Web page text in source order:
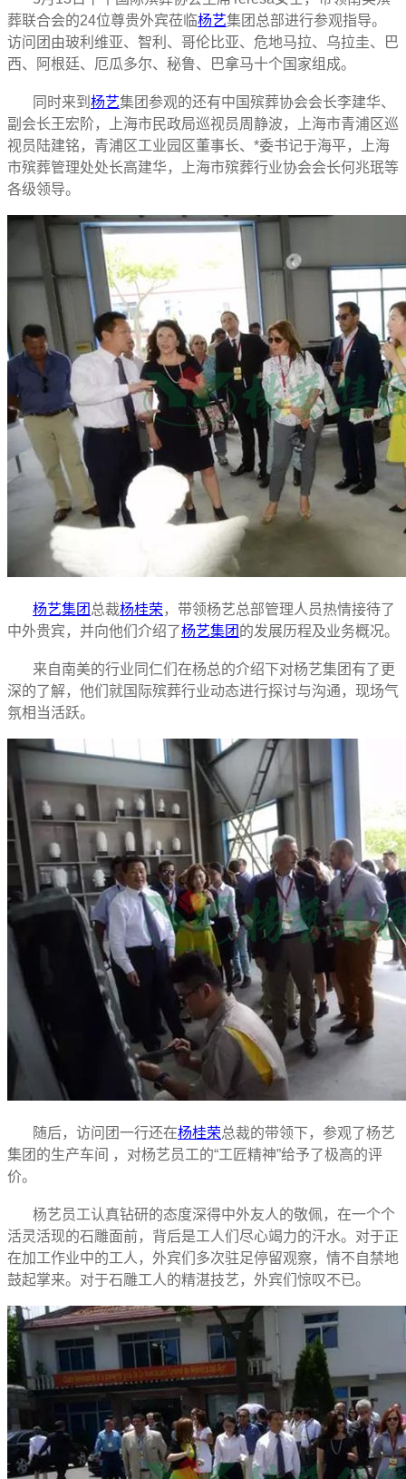
葬联合会的24位尊贵外宾莅临杨艺集团总部进行参观指导。
访问团由玻利维亚、智利、哥伦比亚、危地马拉、乌拉圭、巴
西、阿根廷、厄瓜多尔、秘鲁、巴拿马十个国家组成。
同时来到 杨艺集团参观的还有中国殡葬协会会长李建华、
副会长王宏阶，上海市民政局巡视员周静波，上海市青浦区巡
视员陆建铭，青浦区工业园区董事长、*委书记于海平，上海
市殡葬管理处处长高建华，上海市殡葬行业协会会长何兆珉等
各级领导。
杨艺集团 总裁杨桂荣 ，带领杨艺总部管理人员热情接待了
中外贵宾，并向他们介绍了杨艺集团 的发展历程及业务概况。
来自南美的行业同仁们在杨总的介绍下对杨艺集团有了更
深的了解，他们就国际殡葬行业动态进行探讨与沟通，现场气
氛相当活跃。
随后，访问团一行还在杨桂荣总裁的带领下，参观了杨艺
集团的生产车间 ，对杨艺员工的“工匠精神”给予了极高的评
价。
杨艺员工认真钻研的态度深得中外友人的敬佩，在一个个
活灵活现的石雕面前，背后是工人们尽心竭力的汗水。对于正
在加工作业中的工人，外宾们多次驻足停留观察，情不自禁地
鼓起掌来。对于石雕工人的精湛技艺，外宾们惊叹不已。